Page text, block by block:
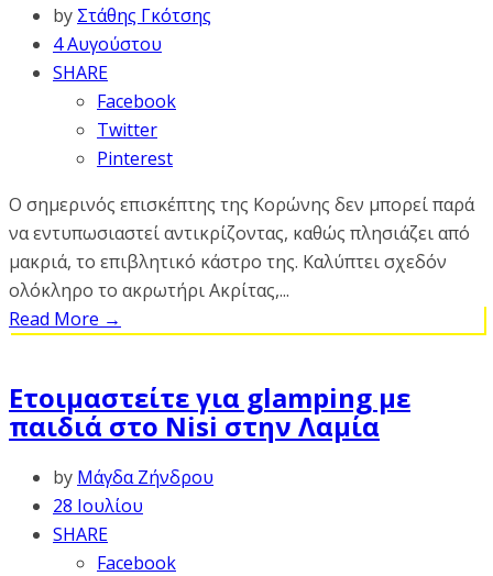
by Στάθης Γκότσης
4 Αυγούστου
SHARE
Facebook
Twitter
Pinterest
Ο σημερινός επισκέπτης της Κορώνης δεν μπορεί παρά
να εντυπωσιαστεί αντικρίζοντας, καθώς πλησιάζει από
μακριά, το επιβλητικό κάστρο της. Καλύπτει σχεδόν
ολόκληρο το ακρωτήρι Ακρίτας,...
Read More →
Ετοιμαστείτε για glamping με
παιδιά στο Nisi στην Λαμία
by Μάγδα Ζήνδρου
28 Ιουλίου
SHARE
Facebook